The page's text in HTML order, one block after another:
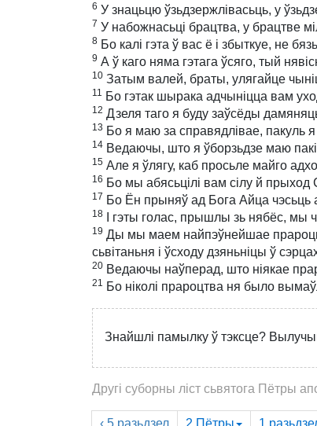
6 У знацьцю ўзьдзержлівасьць, у
7 У набожнасьці брацтва, у брацтве
8 Бо калі гэта ў вас ё і збыткуе, не
9 А ў каго няма гэтага ўсяго, тый
10 Затым валей, браты, улягайце
11 Бо гэтак шырака адчыніцца вам
12 Дзеля таго я буду заўсёды
13 Бо я маю за справядлівае, пакуль
14 Ведаючы, што я ўборзьдзе маю
15 Але я ўлягу, каб просьле майго
16 Бо мы абясьцілі вам сілу й прыход
17 Бо Ён прыняў ад Бога Айца чэсьць
18 І гэты голас, прышлы зь нябёс, мы
19 Ды мы маем найпэўнейшае
сьвітаньня і ўсходу дзяньніцы ў
20 Ведаючы наўперад, што ніякае
21 Бо ніколі прароцтва ня было
Знайшлі памылку ў тэксце?
Другі суборны ліст сьвятога Пётры
‹ 5 разьдзел 2 Пётры 1